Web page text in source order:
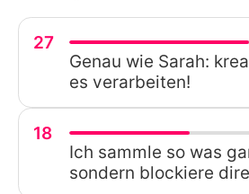
27
Genau wie Sarah:
es verarbeiten!
18
Ich sammle so was
sondern blockiere